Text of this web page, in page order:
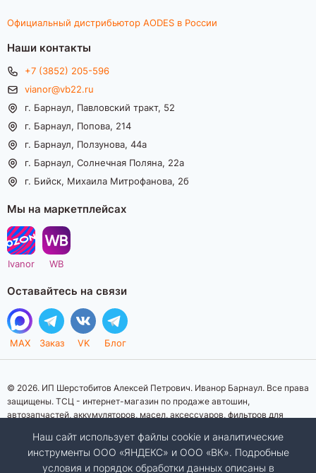
Официальный дистрибьютор AODES в России
Наши контакты
+7 (3852) 205-596
vianor@vb22.ru
г. Барнаул, Павловский тракт, 52
г. Барнаул, Попова, 214
г. Барнаул, Ползунова, 44а
г. Барнаул, Солнечная Поляна, 22а
г. Бийск, Михаила Митрофанова, 2б
Мы на маркетплейсах
Ivanor WB
Оставайтесь на связи
MAX Заказ VK Блог
© 2026. ИП Шерстобитов Алексей Петрович. Иванор Барнаул. Все права
защищены. ТСЦ - интернет-магазин по продаже автошин,
автозапчастей, аккумуляторов, масел, аксессуаров, фильтров для
информационный характер. Представленная информация о товарах, их
стоимости, характеристик, фото, наличия на складе ни при каких
условиях не является публичной офертой, определяемой положениями
Наш сайт использует файлы cookie и аналитические
инструменты ООО «ЯНДЕКС» и ООО «ВК». Подробные
условия и порядок обработки данных описаны в